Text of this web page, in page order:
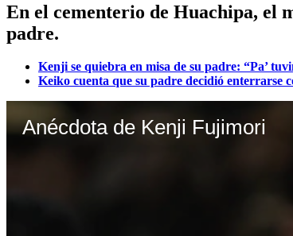
En el cementerio de Huachipa, el
padre.
Kenji se quiebra en misa de su padre: “Pa’
Keiko cuenta que su padre decidió enterrarse
Anécdota de Kenji Fujimori